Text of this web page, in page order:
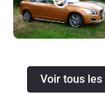
Voir tous